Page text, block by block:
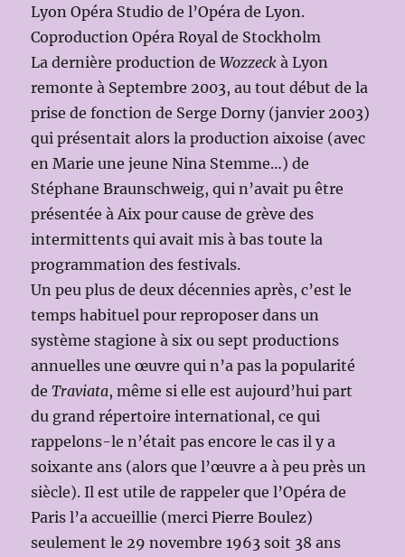
Lyon Opéra Studio de l’Opéra de Lyon.
Coproduction Opéra Royal de Stockholm
La dernière production deWozzeck à Lyon
remonte à Septembre 2003, au tout début de la
prise de fonction de Serge Dorny (janvier 2003)
qui présentait alors la production aixoise (avec
en Marie une jeune Nina Stemme…) de
Stéphane Braunschweig, qui n’avait pu être
présentée à Aix pour cause de grève des
intermittents qui avait mis à bas toute la
programmation des festivals.
Un peu plus de deux décennies après, c’est le
temps habituel pour reproposer dans un
système stagione à six ou sept productions
annuelles une œuvre qui n’a pas la popularité
deTraviata, même si elle est aujourd’hui part
du grand répertoire international, ce qui
rappelons-le n’était pas encore le cas il y a
soixante ans (alors que l’œuvre a à peu près un
siècle). Il est utile de rappeler que l’Opéra de
Paris l’a accueillie (merci Pierre Boulez)
seulement le 29 novembre 1963 soit 38 ans